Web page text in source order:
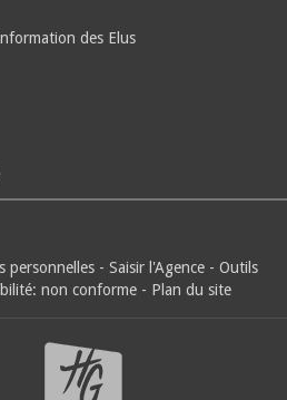
des Elus
personnelles - Saisir l'Agence - Outils
non conforme - Plan du site